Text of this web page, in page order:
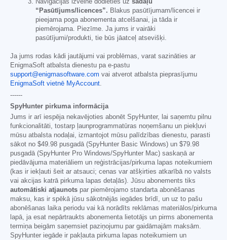
Navigācijas izvēlnē dodieties uz sadaļu
“Pasūtījums/licences”. Blakus pasūtījumam/licencei ir
pieejama poga abonementa atcelšanai, ja tāda ir
piemērojama. Piezīme. Ja jums ir vairāki
pasūtījumi/produkti, tie būs jāatceļ atsevišķi.
Ja jums rodas kādi jautājumi vai problēmas, varat sazināties ar
EnigmaSoft atbalsta dienestu pa e-pastu
support@enigmasoftware.com vai atverot atbalsta pieprasījumu
EnigmaSoft vietnē MyAccount.
------
SpyHunter pirkuma informācija
Jums ir arī iespēja nekavējoties abonēt SpyHunter, lai saņemtu pilnu
funkcionalitāti, tostarp ļaunprogrammatūras noņemšanu un piekļuvi
mūsu atbalsta nodaļai, izmantojot mūsu palīdzības dienestu, parasti
sākot no $49.98 pusgadā (SpyHunter Basic Windows) un $79.98
pusgadā (SpyHunter Pro Windows/SpyHunter Mac) saskaņā ar
piedāvājuma materiāliem un reģistrācijas/pirkuma lapas noteikumiem
(kas ir iekļauti šeit ar atsauci; cenas var atšķirties atkarībā no valsts
vai akcijas katrā pirkuma lapas detaļās). Jūsu abonements tiks
automātiski atjaunots par piemērojamo standarta abonēšanas
maksu, kas ir spēkā jūsu sākotnējās iegādes brīdī, un uz to pašu
abonēšanas laika periodu vai kā norādīts reklāmas materiālos/pirkuma
lapā, ja esat nepārtraukts abonementa lietotājs un pirms abonementa
termiņa beigām saņemsiet paziņojumu par gaidāmajām maksām.
SpyHunter iegāde ir pakļauta pirkuma lapas noteikumiem un